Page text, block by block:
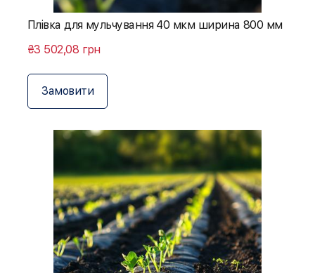
Плівка для мульчування 40 мкм ширина 800 мм
₴3 502,08 грн
Замовити